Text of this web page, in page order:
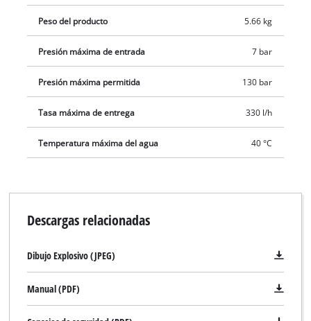
agente pulverizador.
Peso del producto 5.66 kg
Presión máxima de entrada 7 bar
Presión máxima permitida 130 bar
Tasa máxima de entrega 330 l/h
Temperatura máxima del agua 40 °C
Descargas relacionadas
Dibujo Explosivo (JPEG)
Manual (PDF)